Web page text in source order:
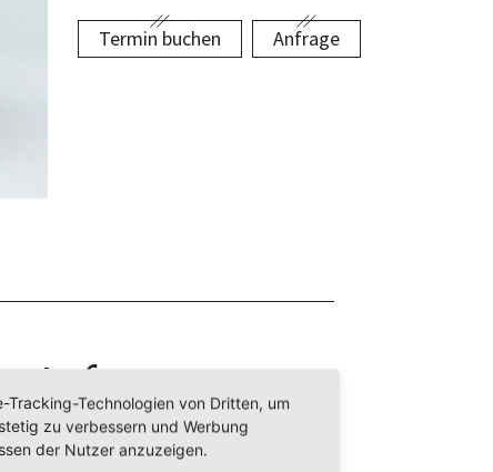
Termin buchen Anfrage
Anfrage
welche Fragen Sie haben und wie
weiterhelfen können.
Tracking-Technologien von Dritten, um
zu verbessern und Werbung
der Nutzer anzuzeigen.